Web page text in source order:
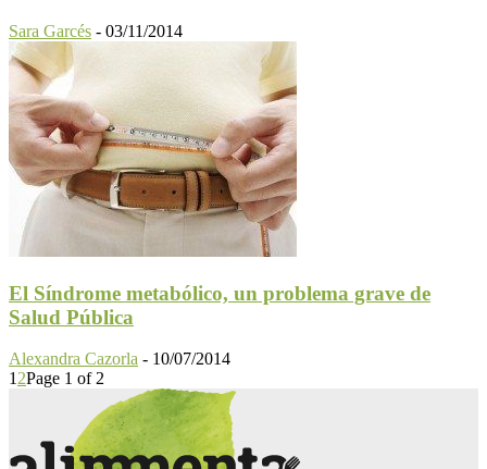
Sara Garcés - 03/11/2014
El Síndrome metabólico, un problema grave de
Salud Pública
Alexandra Cazorla - 10/07/2014
1 2Page 1 of 2